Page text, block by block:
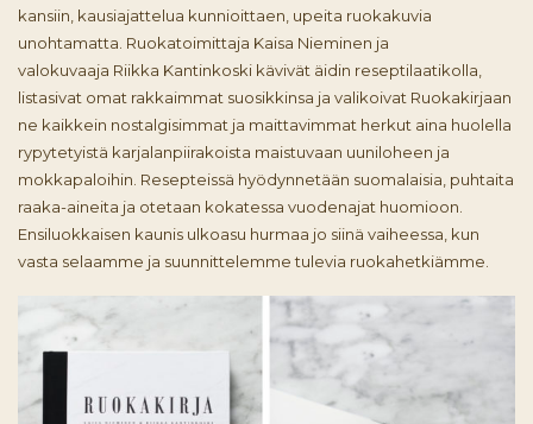
kansiin, kausiajattelua kunnioittaen, upeita ruokakuvia
unohtamatta. Ruokatoimittaja Kaisa Nieminen ja
valokuvaaja Riikka Kantinkoski kävivät äidin reseptilaatikolla,
listasivat omat rakkaimmat suosikkinsa ja valikoivat Ruokakirjaan
ne kaikkein nostalgisimmat ja maittavimmat herkut aina huolella
rypytetyistä karjalanpiirakoista maistuvaan uuniloheen ja
mokkapaloihin. Resepteissä hyödynnetään suomalaisia, puhtaita
raaka-aineita ja otetaan kokatessa vuodenajat huomioon.
Ensiluokkaisen kaunis ulkoasu hurmaa jo siinä vaiheessa, kun
vasta selaamme ja suunnittelemme tulevia ruokahetkiämme.